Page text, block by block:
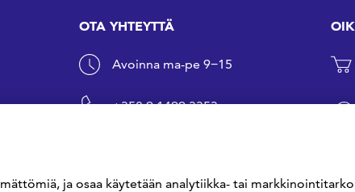
OTA YHTEYTTÄ
Avoinna ma-pe 9−15
+358 9 1499 3353
ja osaa käytetään analytiikka- tai